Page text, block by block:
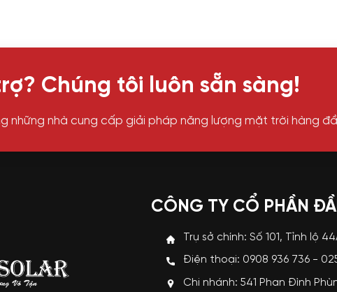
Chúng tôi luôn sẵn sàng!
những nhà cung cấp giải pháp năng lượng mặt trời hàng
CÔNG TY CỔ PHẦN
Trụ sở chính: Số 101, Tỉnh lộ
Điện thoại: 0908 936 736 -
Chi nhánh: 541 Phan Đình